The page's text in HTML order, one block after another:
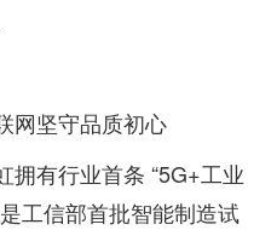
网坚守品质初心
拥有行业首条 “5G+工业
工信部首批智能制造试